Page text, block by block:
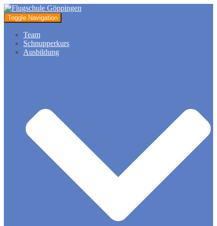
Toggle Navigation
Team
Schnupperkurs
Ausbildung